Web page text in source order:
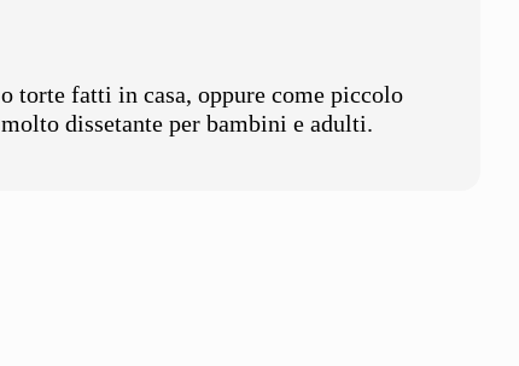
torte fatti in casa, oppure come piccolo
dissetante per bambini e adulti.